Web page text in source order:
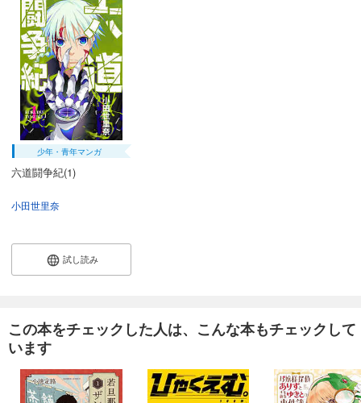
少年・青年マンガ
六道闘争紀(1)
小田世里奈
試し読み
この本をチェックした人は、こんな本もチェックして
います